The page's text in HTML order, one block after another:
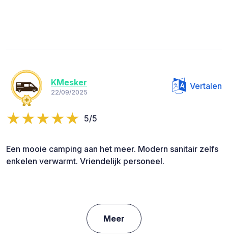
KMesker
22/09/2025
Vertalen
5/5
Een mooie camping aan het meer. Modern sanitair zelfs
enkelen verwarmt. Vriendelijk personeel.
Meer